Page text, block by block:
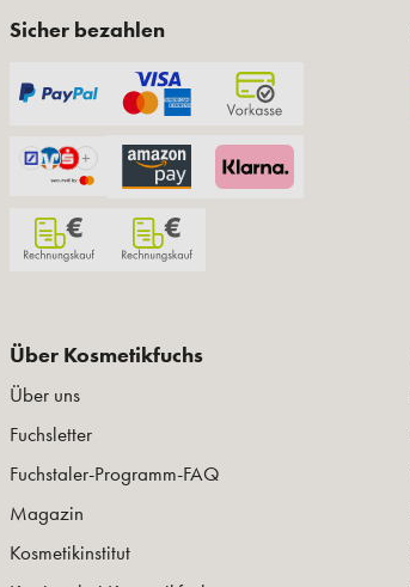
Sicher bezahlen
Über Kosmetikfuchs
Über uns
Fuchsletter
Fuchstaler-Programm-FAQ
Magazin
Kosmetikinstitut